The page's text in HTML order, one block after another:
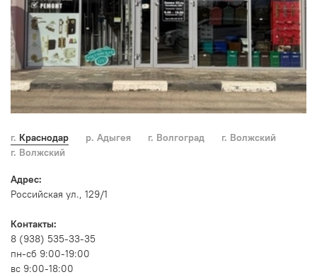
г. Краснодар р. Адыгея г. Волгоград
г. Волжский
г. Волжский
Адрес:
Российская ул., 129/1
Контакты:
8 (938) 535-33-35
пн-сб 9:00-19:00
вс 9:00-18:00